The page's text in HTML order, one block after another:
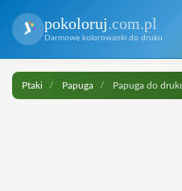
pokoloruj.com.pl
Darmowe kolorowanki do druku
Ptaki Papuga Papuga do